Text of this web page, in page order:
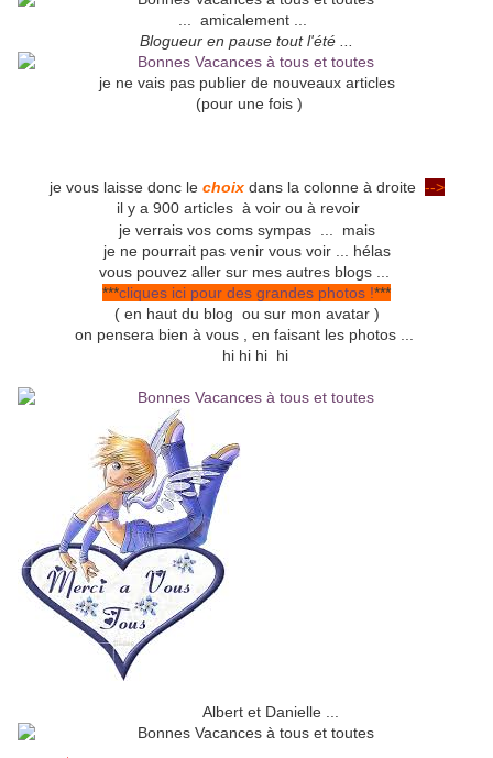
... amicalement ...
Blogueur en pause tout l'été ...
je ne vais pas publier de nouveaux articles
(pour une fois )
je vous laisse donc le choixdans la colonne à droite -->
il y a 900 articles à voir ou à revoir
je verrais vos coms sympas ... mais
je ne pourrait pas venir vous voir ... hélas
vous pouvez aller sur mes autres blogs ...
***cliques ici pour des grandes photos !***
( en haut du blog ou sur mon avatar )
on pensera bien à vous , en faisant les photos ...
hi hi hi hi
Albert et Danielle ...